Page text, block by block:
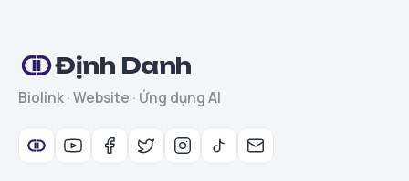
Định Danh
Biolink · Website · Ứng dụng AI